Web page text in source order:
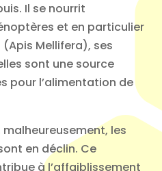
Il se nourrit
et en particulier
Mellifera), ses
sont une source
pour l’alimentation de
les
en déclin. Ce
à l’affaiblissement